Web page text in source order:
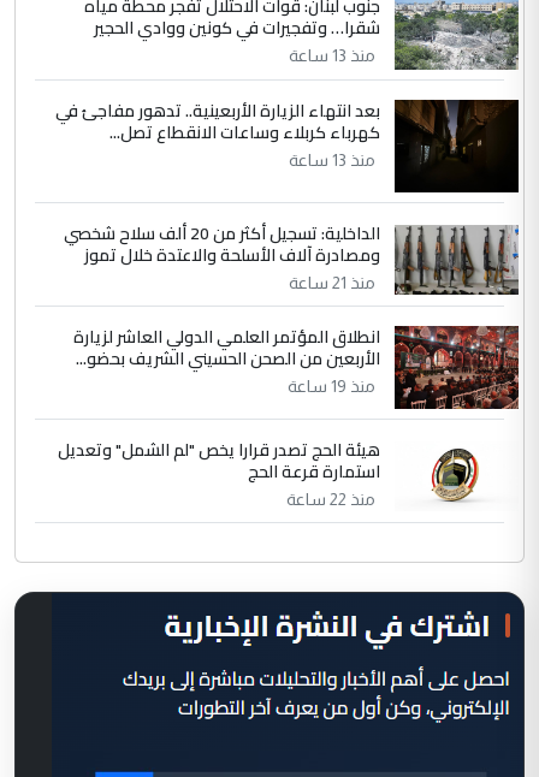
شقرا… وتفجيرات في كونين ووادي الحجير
منذ 13 ساعة
بعد انتهاء الزيارة الأربعينية.. تدهور مفاجئ في
كهرباء كربلاء وساعات الانقطاع تصل...
منذ 13 ساعة
الداخلية: تسجيل أكثر من 20 ألف سلاح شخصي
ومصادرة آلاف الأسلحة والاعتدة خلال تموز
منذ 21 ساعة
انطلاق المؤتمر العلمي الدولي العاشر لزيارة
الأربعين من الصحن الحسيني الشريف بحضو...
منذ 19 ساعة
هيئة الحج تصدر قرارا يخص "لم الشمل" وتعديل
استمارة قرعة الحج
منذ 22 ساعة